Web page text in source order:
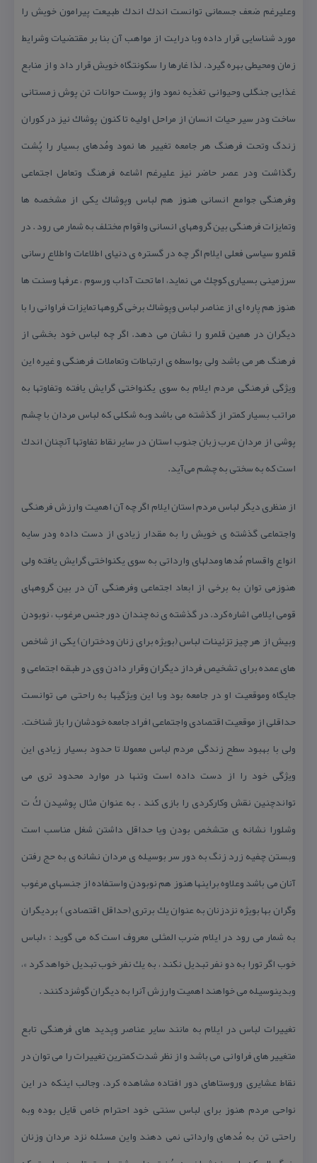
وعلیرغم ضعف جسمانی توانست اندك اندك طبیعت پیرامون خویش را
مورد شناسایی قرار داده وبا درایت از مواهب آن بنا بر مقتضیات وشرایط
زمان ومحیطی بهره گیرد. لذا غارها را سكونتگاه خویش قرار داد و از منابع
غذایی جنگلی وحیوانی تغذیه نمود واز پوست حوانات تن پوش زمستانی
ساخت ودر سیر حیات انسان از مراحل اولیه تا كنون پوشاك نیز در كوران
زندگ وتحت فرهنگ هر جامعه تغییر ها نمود ومُدهای بسیار را پُشت
رگذاشت ودر عصر حاضر نیز علیرغم اشاعه فرهنگ وتعامل اجتماعی
وفرهنگی جوامع انسانی هنوز هم لباس وپوشاك یكی از مشخصه ها
وتمایزات فرهنگی بین گروههای انسانی واقوام مختلف به شمار می رود . در
قلمرو سیاسی فعلی ایلام اگر چه در گستره ی دنیای اطلاعات واطلاع رسانی
سرزمینی بسیاری كوچك می نماید، اما تحت آداب ورسوم ، عرفها وسنت ها
هنوز هم پاره ای از عناصر لباس وپوشاك برخی گروهها تمایزات فراوانی را با
دیگران در همین قلمرو را نشان می دهد. اگر چه لباس خود بخشی از
فرهنگ هر می باشد ولی بواسطه ی ارتباطات وتعاملات فرهنگی و غیره این
ویژگی فرهنگی مردم ایلام به سوی یكنواختی گرایش یافته وتفاوتها به
مراتب بسیار كمتر از گذشته می باشد وبه شكلی كه لباس مردان با چشم
پوشی از مردان عرب زبان جنوب استان در سایر نقاط تفاوتها آنچنان اندك
است كه به سختی به چشم می‌آید.
از منظری دیگر لباس مردم استان ایلام اگر چه آن اهمیت وارزش فرهنگی
واجتماعی گذشته ی خویش را به مقدار زیادی از دست داده ودر سایه
انواع واقسام مُدها ومدلهای وارداتی به سوی یكنواختی گرایش یافته ولی
هنوزمی توان به برخی از ابعاد اجتماعی وفرهنگی آن در بین گروههای
قومی ایلامی اشاره كرد. در گذشته ی نه چندان دور جنس مرغوب ، نوبودن
وبیش از هر چیز تزئینات لباس (بویژه برای زنان ودختران) یكی از شاخص
های عمده برای تشخیص فرداز دیگران وقرار دادن وی در طبقه اجتماعی و
جایگاه وموقعیت او در جامعه بود وبا این ویژگیها به راحتی می توانست
حداقلی از موقعیت اقتصادی واجتماعی افراد جامعه خودشان را باز شناخت.
ولی با بهبود سطح زندگی مردم لباس معمولاً تا حدود بسیار زیادی این
ویژگی خود را از دست داده است وتنها در موارد محدود تری می
تواندچنین نقش وكاركردی را بازی كند . به عنوان مثال پوشیدن كُ ت
وشلورا نشانه ی متشخص بودن ویا حداقل داشتن شغل مناسب است
وبستن چفیه زرد زنگ به دور سر بوسیله ی مردان نشانه ی به حج رفتن
آنان می باشد وعلاوه براینها هنوز هم نوبودن واستفاده از جنسهای مرغوب
وگران بها بویژه نزدزنان به عنوان یك برتری (حداقل اقتصادی ) بردیگران
به شمار می رود در ایلام ضرب المثلی معروف است كه می گوید : «لباس
خوب اگر تورا به دو نفر تبدیل نكند ، به یك نفر خوب تبدیل خواهد كرد »،
وبدینوسیله می خواهند اهمیت وارزش آنرا به دیگران گوشزد كنند .
تغییرات لباس در ایلام به مانند سایر عناصر وپدید های فرهنگی تابع
متغییر های فراوانی می باشد و از نظر شدت كمترین تغییرات را می توان در
نقاط عشایری وروستاهای دور افتاده مشاهده كرد. وجالب اینكه در این
نواحی مردم هنوز برای لباس سنتی خود احترام خاص قایل بوده وبه
راحتی تن به مُدهای وارداتی نمی دهند واین مسئله نزد مردان وزنان